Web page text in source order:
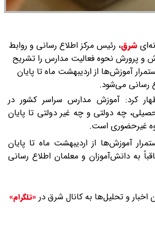
شرق، رئیس مرکز اطلاع رسانی و روابط
و پرورش نحوه فعالیت مدارس را تشریح
آموزش‌ها از اردیبهشت ماه تا پایان
رسانی می‌شود.
کرد: آموزش مدارس سراسر کشور در
چه دولتی و چه غیر دولتی تا پایان
غیرحضوری است.
آموزش‌ها از اردیبهشت ماه تا پایان
به دانش‌آموزان و معلمان اطلاع رسانی
اخبار و تحلیل‌ها به کانال شرق در «تلگرام»